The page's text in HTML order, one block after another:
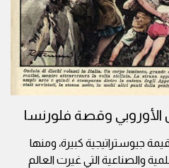
وقصة فلورنسا
جيوستراتيجية كبيرة، ومنها
والصناعية التي غيرت العالم